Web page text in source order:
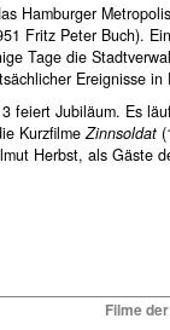
Hamburger
Fritz Peter Buch).
Tage die
Ereignisse in
feiert Jubiläum. Es
KurzfilmeZinnsoldat
Herbst, als Gäste
Filme